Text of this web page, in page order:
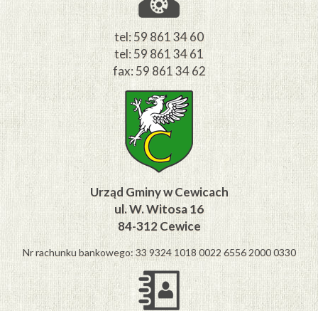
tel: 59 861 34 60
tel: 59 861 34 61
fax: 59 861 34 62
Urząd Gminy w Cewicach
ul. W. Witosa 16
84-312 Cewice
Nr rachunku bankowego: 33 9324 1018 0022 6556 2000 0330